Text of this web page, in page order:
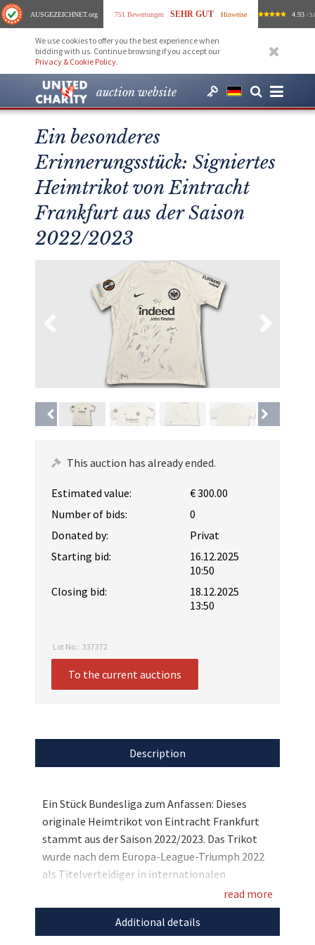
AUSGEZEICHNET.org 751 Bewertungen SEHR GUT Hinweise 4.93 /
We use cookies to offer you the best experience when
bidding with us. Continue browsing if you accept our
Privacy & Cookie Policy.
auction website
Ein besonderes
Erinnerungsstück: Signiertes
Heimtrikot von Eintracht
Frankfurt aus der Saison
2022/2023
This auction has already ended.
Estimated value:
€ 300.00
Number of bids:
0
Donated by:
Privat
Starting bid:
16.12.2025
10:50
Closing bid:
18.12.2025
13:50
Lot No.: 337372
To the current auctions
Description
Ein Stück Bundesliga zum Anfassen: Dieses
originale Heimtrikot von Eintracht Frankfurt
stammt aus der Saison 2022/2023. Das Trikot
wurde nach dem Europa-League-Triumph 2022
als Titelverteidiger in internationalen
Wettbewerben getragen. Sichern Sie sich dieses
besondere Sammlerstück und unterstützen Sie
„RTL – Wir helfen Kindern“. Ein echtes
read more
Additional details